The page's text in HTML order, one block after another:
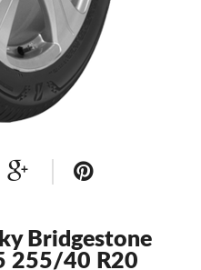
Bridgestone
255/40 R20